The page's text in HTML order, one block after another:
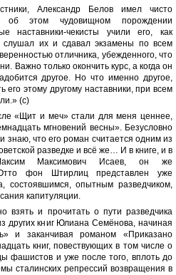
Александр Белов имел чисто
об этом чудовищном порождении
наставники-чекисты учили его, как
их и сдавал экзамены по всем
отличника, убежденного, что
Важно только окончить курс, а когда он
другое. Но что именно другое,
его этому другому наставники, при всем
(с)
«Щит и меч» стали для меня ценнее,
мгновений весны». Безусловно
что его роман считается одним из
разведке и всё же… И в книге, и в
Максимович Исаев, он же
фон Штирлиц представлен уже
состоявшимся, опытным разведчиком,
капитуляции.
взять и прочитать о пути разведчика
других книг Юлиана Семёнова, начиная
и заканчивая романом «Приказано
книг, повествующих в том числе о
фашистов и уже после того, вплоть до
сталинских репрессий возвращения в